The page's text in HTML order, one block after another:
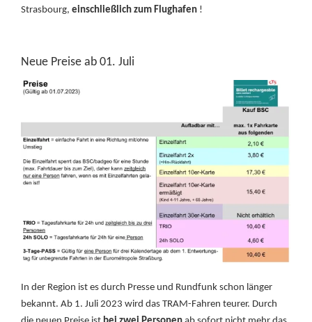
Strasbourg, einschließlich zum Flughafen !
Neue Preise ab 01. Juli
In der Region ist es durch Presse und Rundfunk schon länger
bekannt. Ab 1. Juli 2023 wird das TRAM-Fahren teurer. Durch